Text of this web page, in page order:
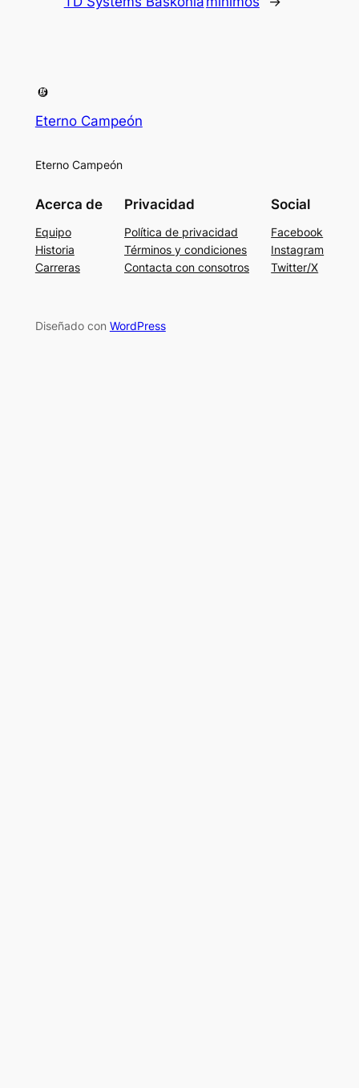
Eterno Campeón
Eterno Campeón
Acerca de
Equipo
Historia
Carreras
Privacidad
Política de privacidad
Términos y condiciones
Contacta con consotros
Social
Facebook
Instagram
Twitter/X
Diseñado con WordPress